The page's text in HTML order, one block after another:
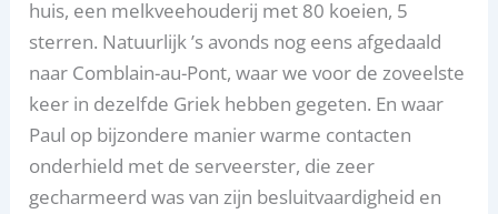
huis, een melkveehouderij met 80 koeien, 5
sterren. Natuurlijk ’s avonds nog eens afgedaald
naar Comblain-au-Pont, waar we voor de zoveelste
keer in dezelfde Griek hebben gegeten. En waar
Paul op bijzondere manier warme contacten
onderhield met de serveerster, die zeer
gecharmeerd was van zijn besluitvaardigheid en